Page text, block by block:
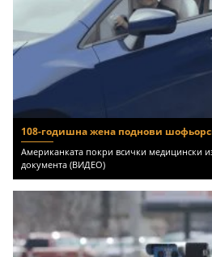
108-годишна жена поднови
Американката покри всички медицински
документа (ВИДЕО)